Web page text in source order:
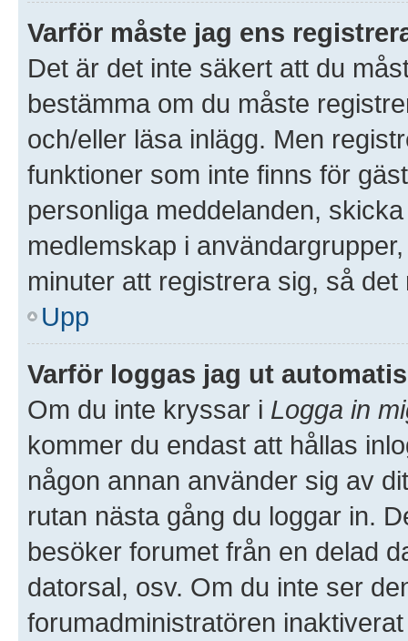
Varför måste jag ens
Det är det inte säkert att du
bestämma om du måste
och/eller läsa inlägg. Men
funktioner som inte finns för
personliga meddelanden,
medlemskap i
minuter att registrera sig, så
Upp
Varför loggas jag ut
Om du inte kryssar i Logga in
kommer du endast att hållas
någon annan använder sig av
rutan nästa gång du loggar in.
besöker forumet från en delad
datorsal, osv. Om du inte ser
forumadministratören